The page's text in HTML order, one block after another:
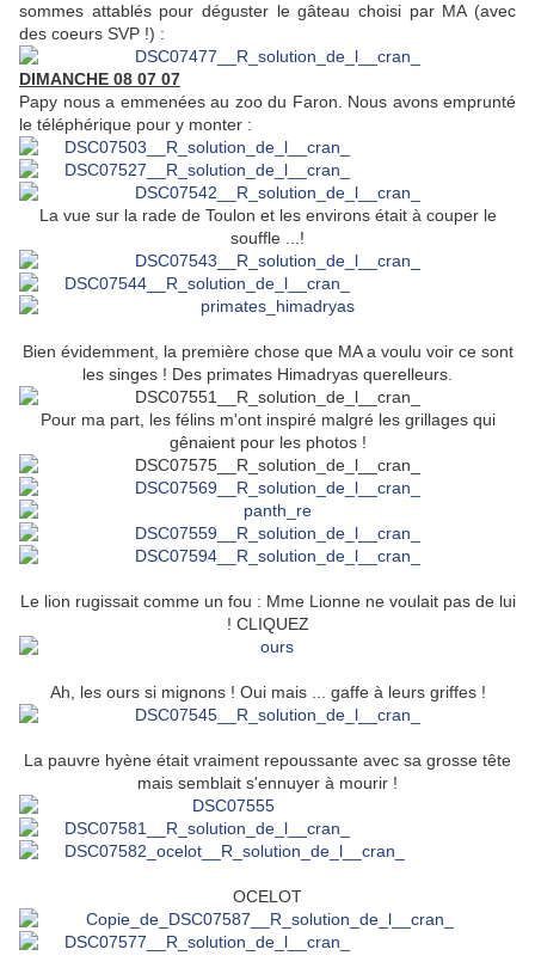
sommes attablés pour déguster le gâteau choisi par MA (avec
des coeurs SVP !) :
DIMANCHE 08 07 07
Papy nous a emmenées au zoo du Faron. Nous avons emprunté
le téléphérique pour y monter :
La vue sur la rade de Toulon et les environs était à couper le
souffle ...!
Bien évidemment, la première chose que MA a voulu voir ce sont
les singes ! Des primates Himadryas querelleurs.
Pour ma part, les félins m'ont inspiré malgré les grillages qui
gênaient pour les photos !
Le lion rugissait comme un fou : Mme Lionne ne voulait pas de lui
! CLIQUEZ
Ah, les ours si mignons ! Oui mais ... gaffe à leurs griffes !
La pauvre hyène était vraiment repoussante avec sa grosse tête
mais semblait s'ennuyer à mourir !
OCELOT